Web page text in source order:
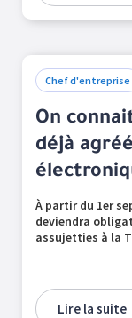
Chef d'entreprise
On
déjà
À partir du 1er
deviendra
assujetties à la
Lire la suite